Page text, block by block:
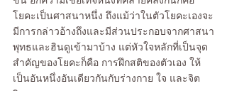
โยคะเป็นศาสนาหนึ่ง ถึงแม้ว่าในตัวโยคะเองจะ
มีการกล่าวอ้างถึงและมีส่วนประกอบจากศาสนา
พุทธและฮินดูเข้ามาบ้าง แต่หัวใจหลักที่เป็นจุด
สำคัญของโยคะก็คือ การฝึกสติของตัวเอง ให้
เป็นอันหนึ่งอันเดียวกันกับร่างกาย ใจ และจิต